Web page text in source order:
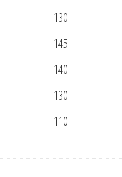
130
145
140
130
110